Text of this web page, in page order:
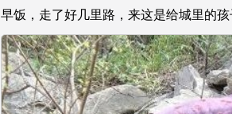
早饭，走了好几里路，来这是给城里的孩